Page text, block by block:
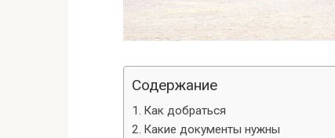
Содержание
Как добраться
Какие документы нужны